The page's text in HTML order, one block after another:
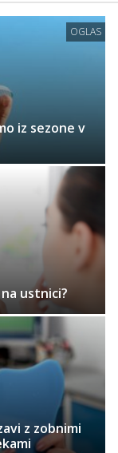
OGLAS
iz sezone v
ustnici?
z zobnimi